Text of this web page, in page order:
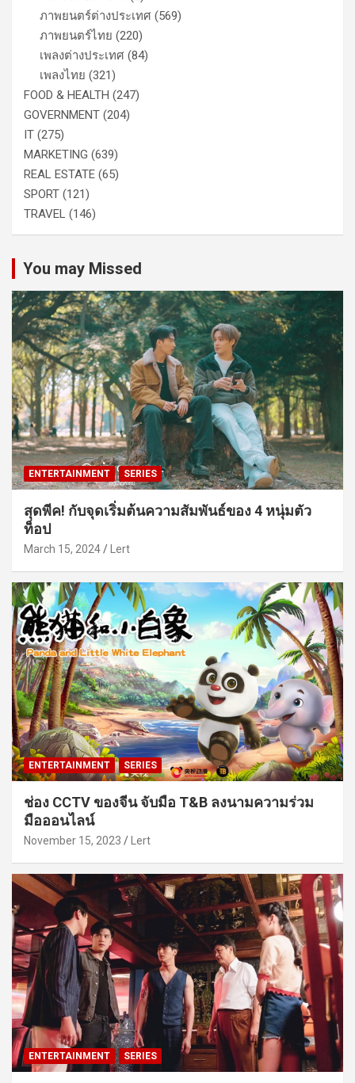
ภาพยนตร์ต่างประเทศ (569)
ภาพยนตร์ไทย (220)
เพลงต่างประเทศ (84)
เพลงไทย (321)
FOOD & HEALTH (247)
GOVERNMENT (204)
IT (275)
MARKETING (639)
REAL ESTATE (65)
SPORT (121)
TRAVEL (146)
You may Missed
ENTERTAINMENT SERIES
สุดพีค! กับจุดเริ่มต้นความสัมพันธ์ของ 4 หนุ่มตัว
ท็อป
March 15, 2024 Lert
ENTERTAINMENT SERIES
ช่อง CCTV ของจีน จับมือ T&B ลงนามความร่วม
มือออนไลน์
November 15, 2023 Lert
ENTERTAINMENT SERIES